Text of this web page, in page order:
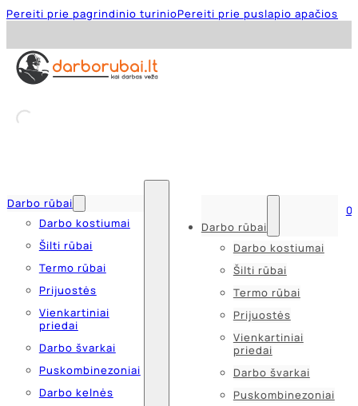
Pereiti prie pagrindinio turinioPereiti prie puslapio apačios
Darbo rūbai
Darbo kostiumai
Šilti rūbai
Termo rūbai
Prijuostės
Vienkartiniai
priedai
Darbo švarkai
Puskombinezoniai
Darbo kelnės
Darbo rūbai
Darbo kostiumai
Šilti rūbai
Termo rūbai
Prijuostės
Vienkartiniai
priedai
Darbo švarkai
Puskombinezoniai
0